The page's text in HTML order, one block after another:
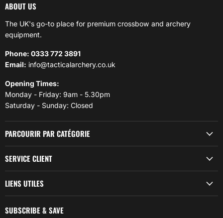
ABOUT US
The UK's go-to place for premium crossbow and archery
equipment.
Phone: 0333 772 3891
Email: info@tacticalarchery.co.uk
Opening Times:
Monday - Friday: 9am - 5.30pm
Saturday - Sunday: Closed
PARCOURIR PAR CATÉGORIE
SERVICE CLIENT
LIENS UTILES
SUBSCRIBE & SAVE